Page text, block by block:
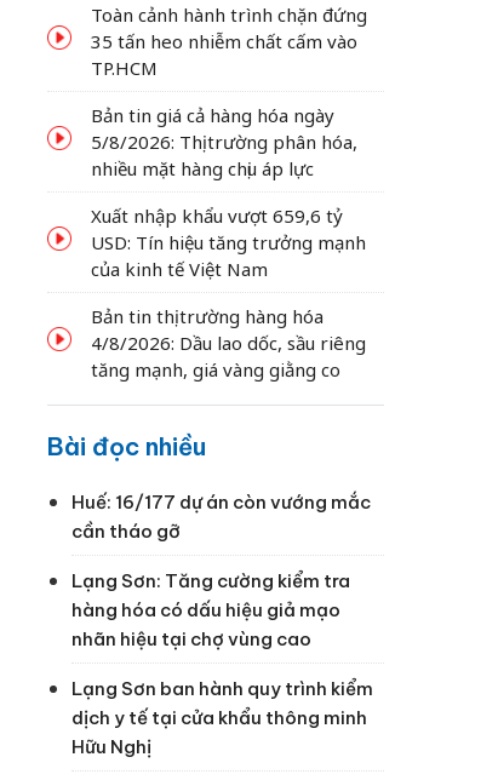
Toàn cảnh hành trình chặn đứng
35 tấn heo nhiễm chất cấm vào
TP.HCM
Bản tin giá cả hàng hóa ngày
5/8/2026: Thị trường phân hóa,
nhiều mặt hàng chịu áp lực
Xuất nhập khẩu vượt 659,6 tỷ
USD: Tín hiệu tăng trưởng mạnh
của kinh tế Việt Nam
Bản tin thị trường hàng hóa
4/8/2026: Dầu lao dốc, sầu riêng
tăng mạnh, giá vàng giằng co
Bài đọc nhiều
Huế: 16/177 dự án còn vướng mắc
cần tháo gỡ
Lạng Sơn: Tăng cường kiểm tra
hàng hóa có dấu hiệu giả mạo
nhãn hiệu tại chợ vùng cao
Lạng Sơn ban hành quy trình kiểm
dịch y tế tại cửa khẩu thông minh
Hữu Nghị